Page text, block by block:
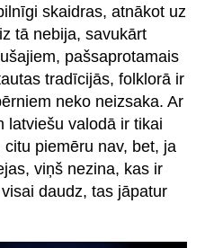
skaidras, atnākot uz
tā nebija, savukārt
pašsaprotamais
tradīcijās, folklorā ir
neko neizsaka. Ar
latviešu valodā ir tikai
piemēru nav, bet, ja
viņš nezina, kas ir
daudz, tas jāpatur